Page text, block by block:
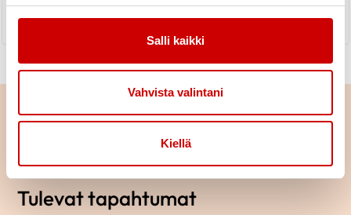
Salli kaikki
Vahvista valintani
Kiellä
Tulevat tapahtumat